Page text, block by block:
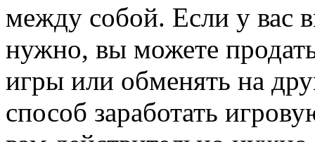
между собой. Если у вас
нужно, вы можете
игры или обменять на
способ заработать